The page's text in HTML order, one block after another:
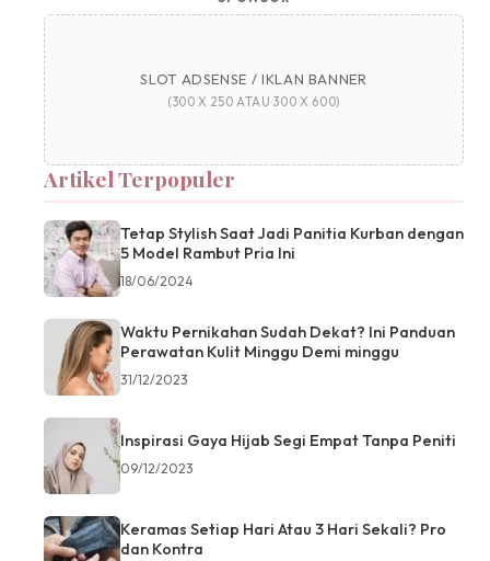
SLOT ADSENSE / IKLAN BANNER
(300 X 250 ATAU 300 X 600)
Artikel Terpopuler
Tetap Stylish Saat Jadi Panitia Kurban dengan
5 Model Rambut Pria Ini
18/06/2024
Waktu Pernikahan Sudah Dekat? Ini Panduan
Perawatan Kulit Minggu Demi minggu
31/12/2023
Inspirasi Gaya Hijab Segi Empat Tanpa Peniti
09/12/2023
Keramas Setiap Hari Atau 3 Hari Sekali? Pro
dan Kontra